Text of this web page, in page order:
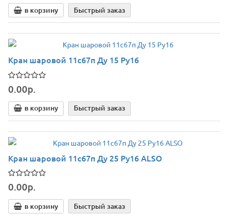
в корзину Быстрый заказ
Кран шаровой 11с67п Ду 15 Ру16
0.00р.
в корзину Быстрый заказ
Кран шаровой 11с67п Ду 25 Ру16 ALSO
0.00р.
в корзину Быстрый заказ